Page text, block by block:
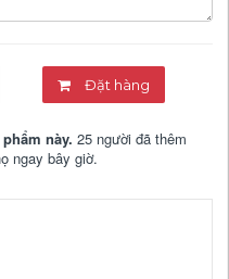
Đặt hàng
này. 25 người đã thêm
ngay bây giờ.